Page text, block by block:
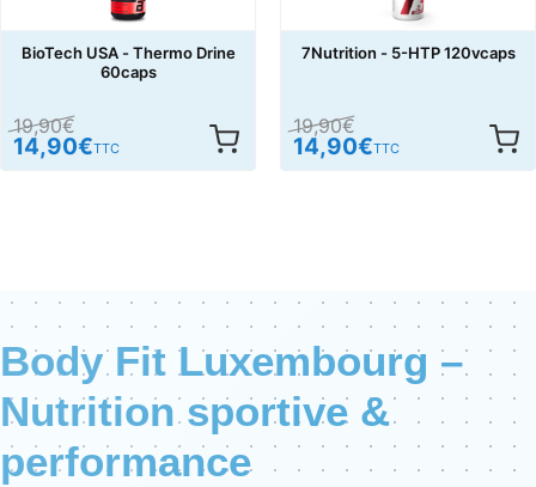
BioTech USA - Thermo Drine
60caps
19,90€
14,90€TTC
7Nutrition - 5-HTP 120vcaps
19,90€
14,90€TTC
Body Fit Luxembourg –
Nutrition sportive &
performance